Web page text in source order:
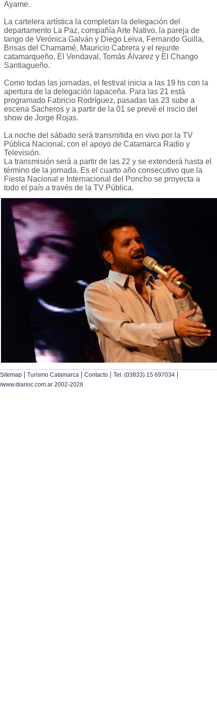
Ayame.
La cartelera artística la completan la delegación del
departamento La Paz, compañía Arte Nativo, la pareja de
tango de Verónica Galván y Diego Leiva, Fernando Guilla,
Brisas del Chamamé, Mauricio Cabrera y el rejunte
catamarqueño, El Vendaval, Tomás Álvarez y El Chango
Santiagueño.
Como todas las jornadas, el festival inicia a las 19 hs con la
apertura de la delegación lapaceña. Para las 21 está
programado Fabricio Rodríguez, pasadas las 23 sube a
escena Sacheros y a partir de la 01 se prevé el inicio del
show de Jorge Rojas.
La noche del sábado será transmitida en vivo por la TV
Pública Nacional, con el apoyo de Catamarca Radio y
Televisión.
La transmisión será a partir de las 22 y se extenderá hasta el
término de la jornada. Es el cuarto año consecutivo que la
Fiesta Nacional e Internacional del Poncho se proyecta a
todo el país a través de la TV Pública.
Sitemap | Turismo Catamarca | Contacto | Tel. (03833) 15 697034 |
/www.diarioc.com.ar 2002-2026